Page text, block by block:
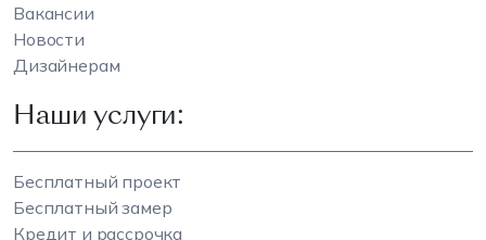
Вакансии
Новости
Дизайнерам
Наши услуги:
Бесплатный проект
Бесплатный замер
Кредит и рассрочка